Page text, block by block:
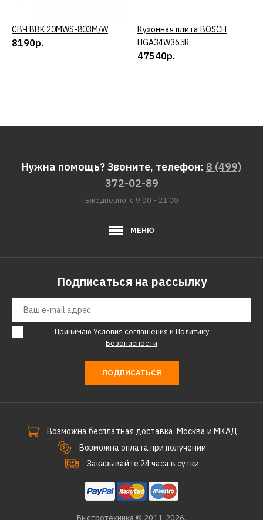
КУПИТЬ
СВЧ BBK 20MWS-803M/W
8190р.
КУПИТЬ
Кухонная плита BOSCH
HGA34W365R
47540р.
Нужна помощь? Звоните, телефон: 8 (499)
372-02-89
Ежедневно: с 9:00 - 21:00
МЕНЮ
Подписаться на рассылку
Принимаю Условия соглашения и Политику
Безопасности
ПОДПИСАТЬСЯ
Возможна бесплатная доставка. Москва и МКАД
Возможна оплата при получении
Заказывайте 24 часа в сутки